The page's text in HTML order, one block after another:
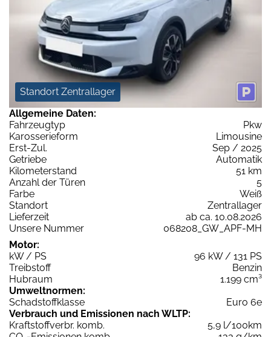
Standort Zentrallager
Allgemeine Daten:
Fahrzeugtyp
Pkw
Karosserieform
Limousine
Erst-Zul.
Sep / 2025
Getriebe
Automatik
Kilometerstand
51 km
Anzahl der Türen
5
Farbe
Weiß
Standort
Zentrallager
Lieferzeit
ab ca. 10.08.2026
Unsere Nummer
068208_GW_APF-MH
Motor:
kW / PS
96 kW / 131 PS
Treibstoff
Benzin
Hubraum
1.199 cm³
Umweltnormen:
Schadstoffklasse
Euro 6e
Verbrauch und Emissionen nach WLTP:
Kraftstoffverbr. komb.
5,9 l/100km